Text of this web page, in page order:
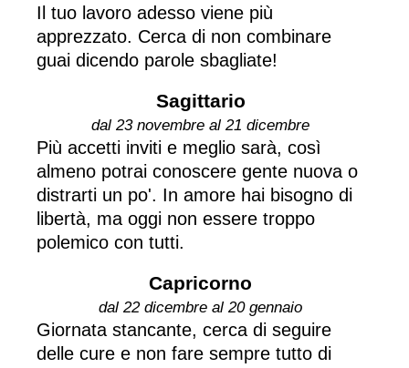
Il tuo lavoro adesso viene più
apprezzato. Cerca di non combinare
guai dicendo parole sbagliate!
Sagittario
dal 23 novembre al 21 dicembre
Più accetti inviti e meglio sarà, così
almeno potrai conoscere gente nuova o
distrarti un po'. In amore hai bisogno di
libertà, ma oggi non essere troppo
polemico con tutti.
Capricorno
dal 22 dicembre al 20 gennaio
Giornata stancante, cerca di seguire
delle cure e non fare sempre tutto di